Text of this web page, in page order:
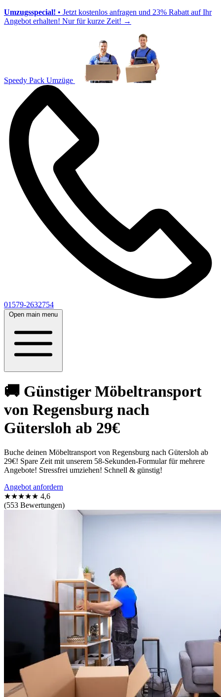
Umzugsspecial! • Jetzt kostenlos anfragen und 23% Rabatt auf Ihr
Angebot erhalten! Nur für kurze Zeit! →
Speedy Pack Umzüge
01579-2632754
Open main menu
🚚 Günstiger Möbeltransport
von Regensburg nach
Gütersloh ab 29€
Buche deinen Möbeltransport von Regensburg nach Gütersloh ab
29€! Spare Zeit mit unserem 58-Sekunden-Formular für mehrere
Angebote! Stressfrei umziehen! Schnell & günstig!
Angebot anfordern
★★★★★ 4,6
(553 Bewertungen)